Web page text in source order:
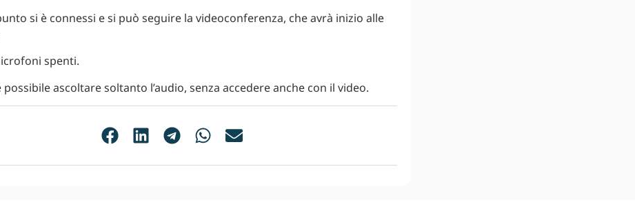
si è connessi e si può seguire la videoconferenza, che avrà inizio alle
spenti.
possibile ascoltare soltanto l’audio, senza accedere anche con il video.